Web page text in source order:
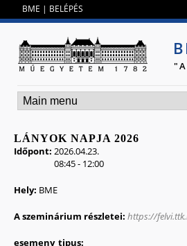
BME | BELÉPÉS
LÁNYOK NAPJA 2026
Időpont: 2026.04.23.
08:45- 12:00
Hely: BME
A szeminárium részletei: https://
esemeny_tipus: